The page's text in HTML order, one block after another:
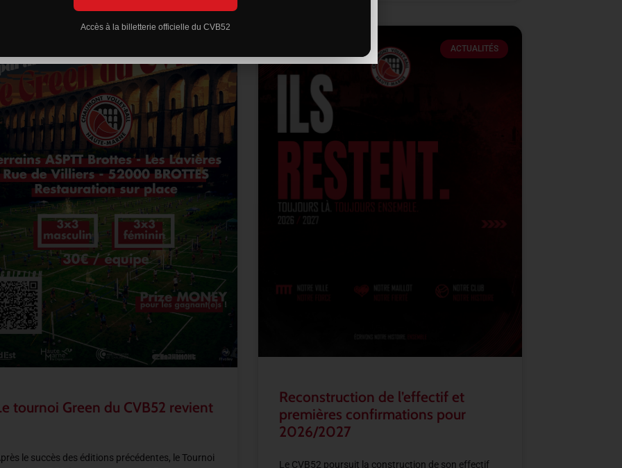
tournoi Green du CVB52 revient
le succès des éditions précédentes, le Tournoi
ACTUALITÉS
Reconstruction de l’effectif et
premières confirmations pour
2026/2027
Le CVB52 poursuit la construction de son effectif
Accès à la billetterie officielle du CVB52